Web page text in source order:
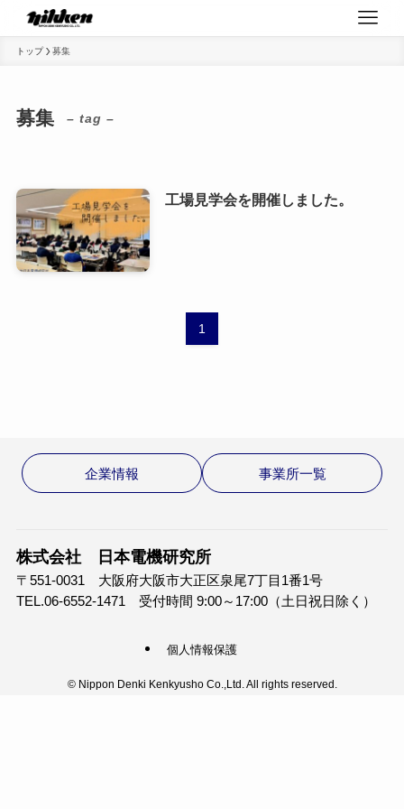
トップ 募集
募集 – tag –
工場見学会を開催しました。
1
企業情報 事業所一覧
株式会社 日本電機研究所
〒551-0031 大阪府大阪市大正区泉尾7丁目1番1号
TEL.06-6552-1471 受付時間 9:00～17:00（土日祝日除く）
個人情報保護
©Nippon Denki Kenkyusho Co.,Ltd. All rights reserved.